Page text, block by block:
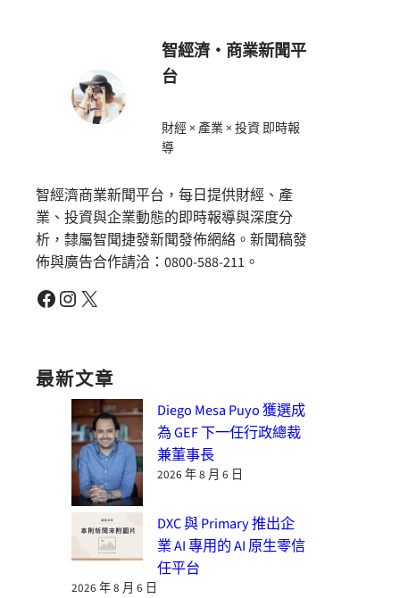
智經濟・商業新聞平
台
財經 × 產業 × 投資 即時報
導
智經濟商業新聞平台，每日提供財經、產
業、投資與企業動態的即時報導與深度分
析，隸屬智聞捷發新聞發佈網絡。新聞稿發
佈與廣告合作請洽：0800-588-211。
Facebook Instagram X
最新文章
Diego Mesa Puyo 獲選成
為 GEF 下一任行政總裁
兼董事長
2026 年 8 月 6 日
DXC 與 Primary 推出企
業 AI 專用的 AI 原生零信
任平台
2026 年 8 月 6 日